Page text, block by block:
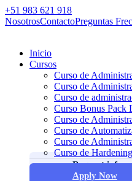
+51 983 621 918
NosotrosContactoPreguntas
Inicio
Cursos
Curso de
Curso de
Curso de
Curso Bonus Pack
Curso de
Curso de
Curso de
Curso de
Request info
Apply Now